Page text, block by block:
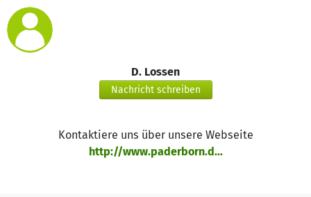
D. Lossen
Nachricht schreiben
Kontaktiere uns über unsere Webseite
http://www.paderborn.d...